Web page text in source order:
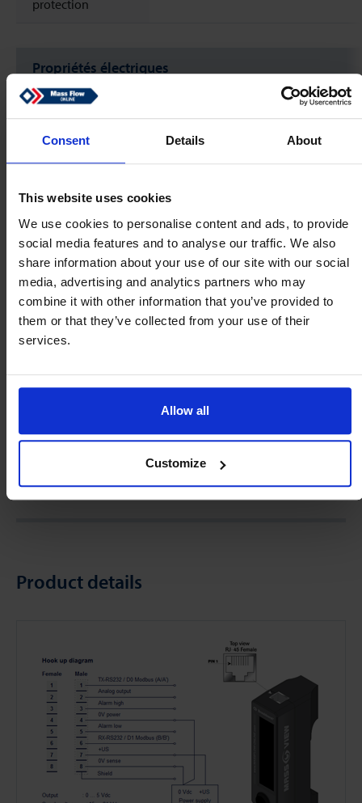
Consent Details About
This website uses cookies
We use cookies to personalise content and ads, to provide
social media features and to analyse our traffic. We also
share information about your use of our site with our social
media, advertising and analytics partners who may
combine it with other information that you’ve provided to
them or that they’ve collected from your use of their
services.
Allow all
Customize
protection
Propriétés électriques
Alimentation
Consommation
Sortie 0 .. 5 Vdc
CEM déclaration EU
Communication
numérique
RS232 / RS485 (Modbus-RTU/ASCII)
relais min. et max.
24 Vdc un coté sur la terre
Vdc)
Raccordement
connecteur RJ-45 8 broches
Product details